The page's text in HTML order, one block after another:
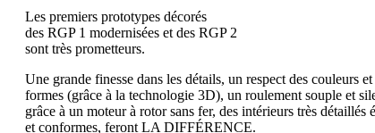
Les premiers prototypes décorés
des RGP 1 modernisées et des RGP 2
sont très prometteurs.
Une grande finesse dans les détails, un respect des couleurs et
formes (grâce à la technologie 3D), un roulement souple et
grâce à un moteur à rotor sans fer, des intérieurs très détaillés
et conformes, feront LA DIFFÉRENCE.